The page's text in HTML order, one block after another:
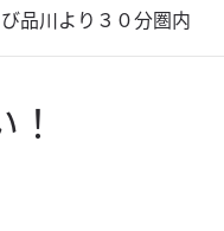
品川より３０分圏内